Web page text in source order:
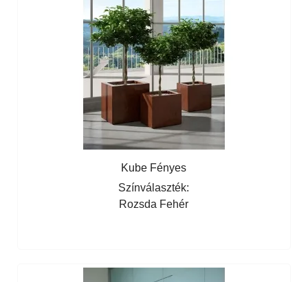
Kube Fényes
Színválaszték:
Rozsda Fehér